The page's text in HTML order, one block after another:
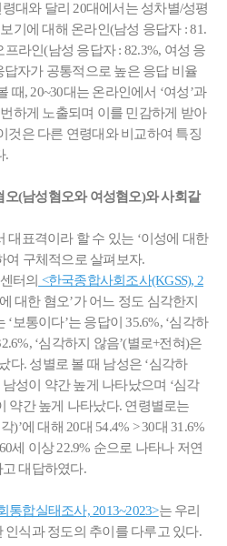
대와 달리 20대에서는 성차별/성평
기에 대해 온라인(남성 응답자 : 81.
라인(남성 응답자 : 82.3%, 여성 응
답자가 공통적으로 높은 응답 비율
때, 20~30대는 온라인에서 ‘여성’과
하게 노출되며 이를 민감하게 받아
것은 다른 연령대와 비교하여 특징
.
오(남성혐오와 여성혐오)와 사회갈
대표격이라 할 수 있는 ‘이성에 대한
여 구체적으로 살펴보자.
터의 <한국종합사회조사(KGSS), 2
대한 혐오’가 어느 정도 심각한지
보통이다’는 응답이 35.6%, ‘심각하
‘심각하지 않음’(별로+전혀)은
다. 성별로 볼 때 남성은 ‘심각하
남성이 약간 높게 나타났으며 ‘심각
약간 높게 나타났다. 연령별로는
)’에 대해 20대 54.4% > 30대 31.6%
세 이상 22.9% 순으로 나타나 저연
대답하였다.
통합실태조사, 2013~2023>는 우리
식과 정도의 추이를 다루고 있다.